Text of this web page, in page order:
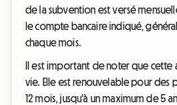
de la subvention est versé
le compte bancaire indiqué,
chaque mois.
Il est important de noter que cette
vie. Elle est renouvelable pour des
12 mois, jusqu'à un maximum de 5